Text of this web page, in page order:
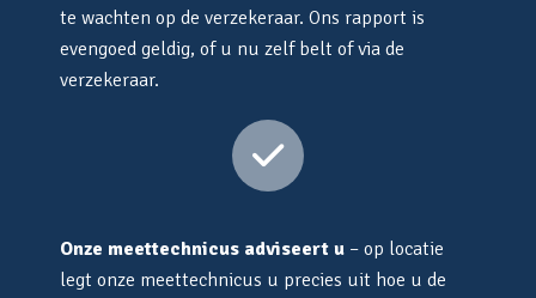
te wachten op de verzekeraar. Ons rapport is
evengoed geldig, of u nu zelf belt of via de
verzekeraar.
Onze meettechnicus adviseert u – op locatie
legt onze meettechnicus u precies uit hoe u de